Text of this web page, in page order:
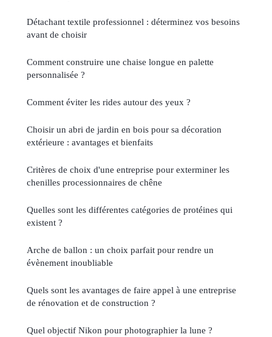
Détachant textile professionnel : déterminez vos besoins
avant de choisir
Comment construire une chaise longue en palette
personnalisée ?
Comment éviter les rides autour des yeux ?
Choisir un abri de jardin en bois pour sa décoration
extérieure : avantages et bienfaits
Critères de choix d'une entreprise pour exterminer les
chenilles processionnaires de chêne
Quelles sont les différentes catégories de protéines qui
existent ?
Arche de ballon : un choix parfait pour rendre un
évènement inoubliable
Quels sont les avantages de faire appel à une entreprise
de rénovation et de construction ?
Quel objectif Nikon pour photographier la lune ?